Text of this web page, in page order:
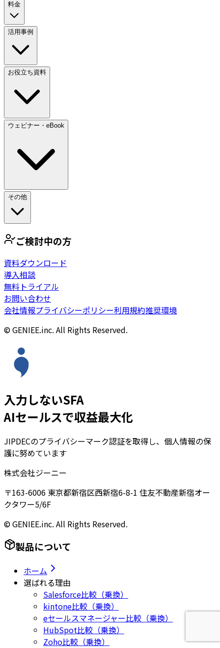
料金
活用事例
お役立ち資料
ウェビナー・eBook
その他
ご検討中の方
資料ダウンロード
導入相談
無料トライアル
お問い合わせ
会社情報プライバシーポリシー利用規約推奨環境
© GENIEE.inc. All Rights Reserved.
入力しないSFA
AIセールスで収益最大化
JIPDECのプライバシーマーク認証を取得し、個人情報の保
護に努めています
株式会社ジーニー
〒163-6006 東京都新宿区西新宿6-8-1 住友不動産新宿オー
クタワー5/6F
© GENIEE.inc. All Rights Reserved.
製品について
ホーム
選ばれる理由
Salesforce比較（乗換）
kintone比較（乗換）
eセールスマネージャー比較（乗換）
HubSpot比較（乗換）
Zoho比較（乗換）